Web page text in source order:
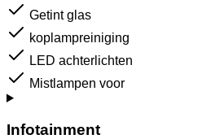
Getint glas
koplampreiniging
LED achterlichten
Mistlampen voor
Infotainment